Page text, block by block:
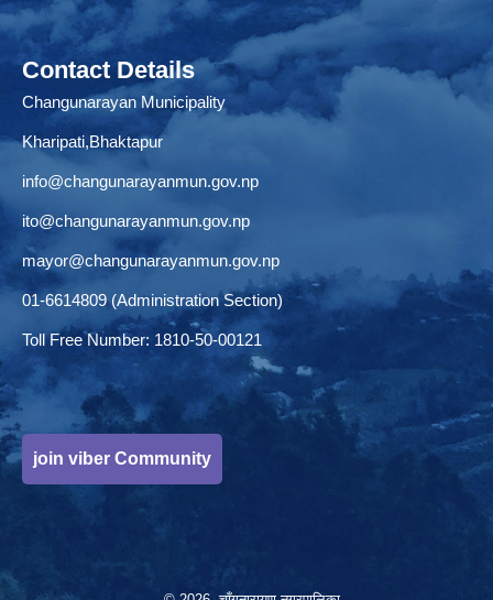
Contact Details
Changunarayan Municipality
Kharipati,Bhaktapur
info@changunarayanmun.gov.np
ito@changunarayanmun.gov.np
mayor@changunarayanmun.gov.np
01-6614809 (Administration Section)
Toll Free Number: 1810-50-00121
join viber Community